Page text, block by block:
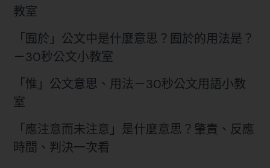
教室
「囿於」公文中是什麼意思？囿於的用法是？
－30秒公文小教室
「惟」公文意思、用法－30秒公文用語小教
室
「應注意而未注意」是什麼意思？肇責、反應
時間、判決一次看